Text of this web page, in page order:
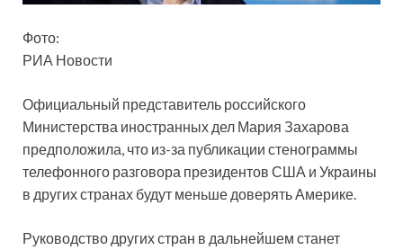
Фото:
РИА Новости
Официальный представитель российского
Министерства иностранных дел Мария Захарова
предположила, что из-за публикации стенограммы
телефонного разговора президентов США и Украины
в других странах будут меньше доверять Америке.
Руководство другихстран в дальнейшем станет